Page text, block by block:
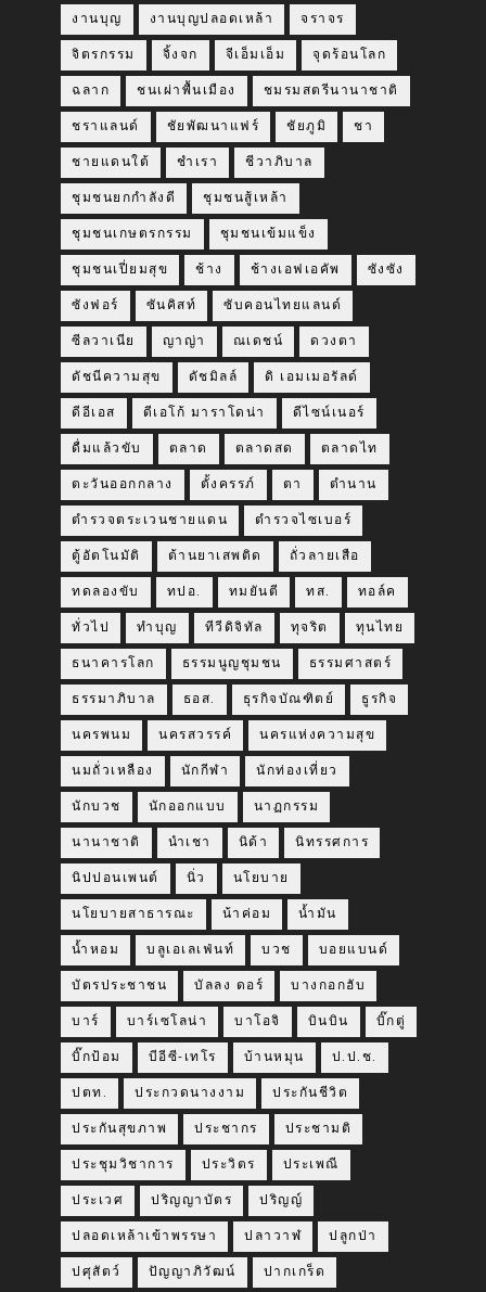
งานบุญ งานบุญปลอดเหล้า จราจร
จิตรกรรม จิ้งจก จีเอ็มเอ็ม จุดร้อนโลก
ฉลาก ชนเผ่าพื้นเมือง ชมรมสตรีนานาชาติ
ชราแลนด์ ชัยพัฒนาแฟร์ ชัยภูมิ ชา
ชายแดนใต้ ชำเรา ชีวาภิบาล
ชุมชนยกกำลังดี ชุมชนสู้เหล้า
ชุมชนเกษตรกรรม ชุมชนเข้มแข็ง
ชุมชนเปี่ยมสุข ช้าง ช้างเอฟเอคัพ ซังซัง
ซังฟอร์ ซันคิสท์ ซับคอนไทยแลนด์
ซีลวาเนีย ญาญ่า ณเดชน์ ดวงตา
ดัชนีความสุข ดัชมิลล์ ดิ เอมเมอรัลด์
ดีอีเอส ดีเอโก้ มาราโดน่า ดีไซน์เนอร์
ดื่มแล้วขับ ตลาด ตลาดสด ตลาดไท
ตะวันออกกลาง ตั้งครรภ์ ตา ตำนาน
ตำรวจตระเวนชายแดน ตำรวจไซเบอร์
ตู้อัตโนมัติ ต้านยาเสพติด ถั่วลายเสือ
ทดลองขับ ทปอ. ทมยันตี ทส. ทอล์ค
ทั่วไป ทำบุญ ทีวีดิจิทัล ทุจริต ทุนไทย
ธนาคารโลก ธรรมนูญชุมชน ธรรมศาสตร์
ธรรมาภิบาล ธอส. ธุรกิจบัณฑิตย์ ธูรกิจ
นครพนม นครสวรรค์ นครแห่งความสุข
นมถั่วเหลือง นักกีฬา นักท่องเที่ยว
นักบวช นักออกแบบ นาฏกรรม
นานาชาติ นำเชา นิด้า นิทรรศการ
นิปปอนเพนต์ นิ่ว นโยบาย
นโยบายสาธารณะ น้าค่อม น้ำมัน
น้ำหอม บลูเอเลเฟ่นท์ บวช บอยแบนด์
บัตรประชาชน บัลลง ดอร์ บางกอกฮับ
บาร์ บาร์เซโลน่า บาโอจิ บินบิน บิ๊กตู่
บิ๊กป้อม บีอีซี-เทโร บ้านหมุน ป.ป.ช.
ปตท. ประกวดนางงาม ประกันชีวิต
ประกันสุขภาพ ประชากร ประชามติ
ประชุมวิชาการ ประวิตร ประเพณี
ประเวศ ปริญญาบัตร ปริญญ์
ปลอดเหล้าเข้าพรรษา ปลาวาฬ ปลูกป่า
ปศุสัตว์ ปัญญาภิวัฒน์ ปากเกร็ด